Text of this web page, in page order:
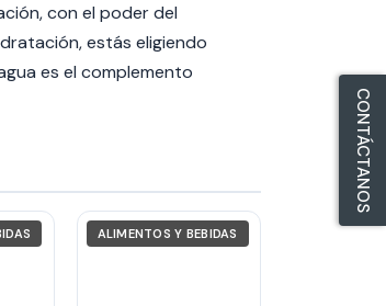
con el poder del
estás eligiendo
es el complemento
ALIMENTOS Y BEBIDAS
CONTÁCTANOS